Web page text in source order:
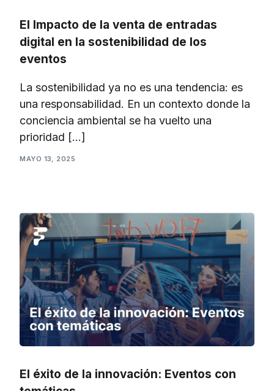
El Impacto de la venta de entradas
digital en la sostenibilidad de los
eventos
La sostenibilidad ya no es una tendencia: es
una responsabilidad. En un contexto donde la
conciencia ambiental se ha vuelto una
prioridad […]
MAYO 13, 2025
El éxito de la innovación: Eventos con